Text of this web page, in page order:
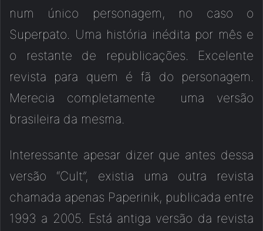
num único personagem, no caso o
Superpato. Uma história inédita por mês e
o restante de republicações. Excelente
revista para quem é fã do personagem.
Merecia completamente uma versão
brasileira da mesma.
Interessante apesar dizer que antes dessa
versão “Cult”, existia uma outra revista
chamada apenas Paperinik, publicada entre
1993 a 2005. Está antiga versão da revista